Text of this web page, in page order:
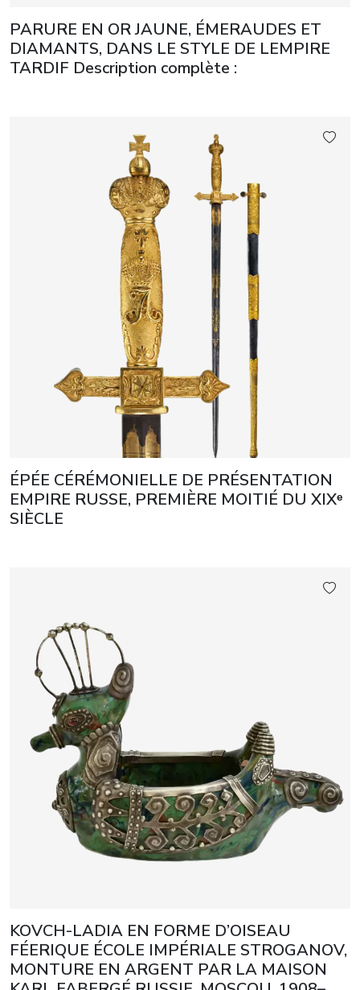
PARURE EN OR JAUNE, ÉMERAUDES ET
DIAMANTS, DANS LE STYLE DE LEMPIRE
TARDIF Description complète :
ÉPÉE CÉRÉMONIELLE DE PRÉSENTATION
EMPIRE RUSSE, PREMIÈRE MOITIÉ DU XIXᵉ
SIÈCLE
KOVCH-LADIA EN FORME D’OISEAU
FÉERIQUE ÉCOLE IMPÉRIALE STROGANOV,
MONTURE EN ARGENT PAR LA MAISON